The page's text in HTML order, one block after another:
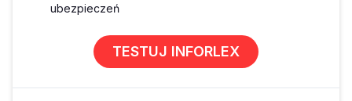
ubezpieczeń
TESTUJ INFORLEX